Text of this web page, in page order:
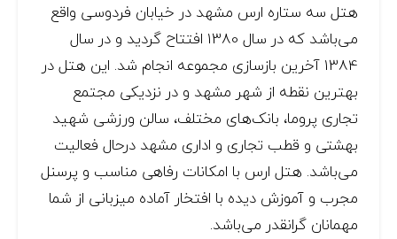
هتل سه ستاره‌ ارس مشهد در خیابان فردوسی واقع
می‌باشد که در سال 1380 افتتاح گردید و در سال
1384 آخرین بازسازی مجموعه انجام شد. این هتل در
بهترین نقطه از شهر مشهد و در نزدیکی مجتمع
تجاری پروما، بانک‌های مختلف، سالن ورزشی شهید
بهشتی و قطب تجاری و اداری مشهد درحال فعالیت
می‌باشد. هتل ارس با امکانات رفاهی مناسب و پرسنل
مجرب و آموزش دیده با افتخار آماده‌ میزبانی از شما
مهمانان گرانقدر می‌باشد.